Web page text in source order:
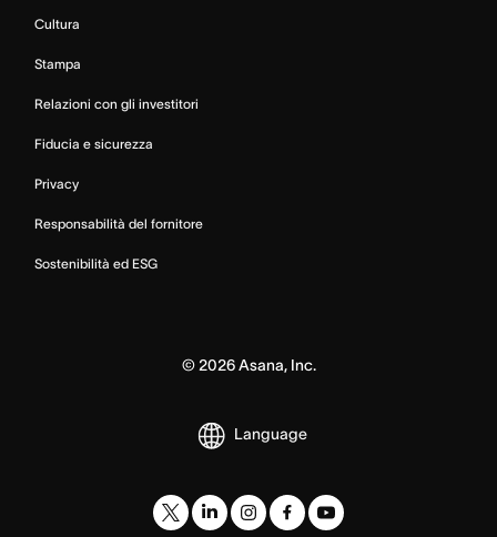
Cultura
Stampa
Relazioni con gli investitori
Fiducia e sicurezza
Privacy
Responsabilità del fornitore
Sostenibilità ed ESG
© 2026Asana, Inc.
Language